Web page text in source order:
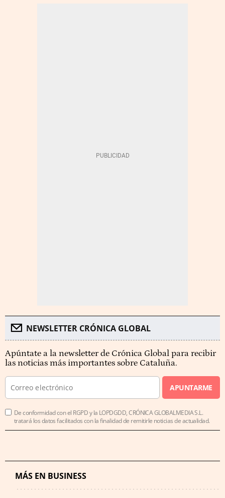
NEWSLETTER CRÓNICA GLOBAL
Apúntate a la newsletter de Crónica Global para recibir
las noticias más importantes sobre Cataluña.
APUNTARME
De conformidad con el RGPD y la LOPDGDD, CRÓNICA GLOBALMEDIA S.L.
tratará los datos facilitados con la finalidad de remitirle noticias de actualidad.
MÁS EN BUSINESS